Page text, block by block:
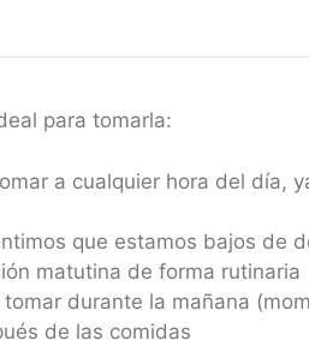
para tomarla:
a cualquier hora del día,
que estamos bajos de
matutina de forma rutinaria
tomar durante la mañana
de las comidas